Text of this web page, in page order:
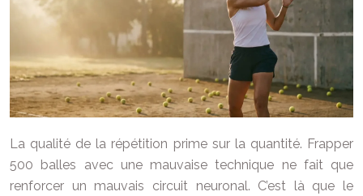
La qualité de la répétition prime sur la quantité. Frapper
500 balles avec une mauvaise technique ne fait que
renforcer un mauvais circuit neuronal. C’est là que le